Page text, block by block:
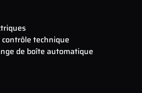
technique
de boîte automatique